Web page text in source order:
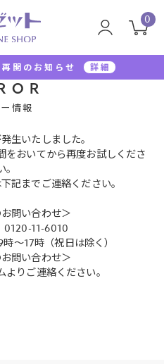
0
開のお知らせ 詳細
情報
生いたしました。
をおいてから再度お試しくださ
。
記までご連絡ください。
問い合わせ＞
0120-11-6010
～17時（祝日は除く）
問い合わせ＞
りご連絡ください。